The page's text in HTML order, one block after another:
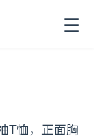
☰
T恤，正面胸